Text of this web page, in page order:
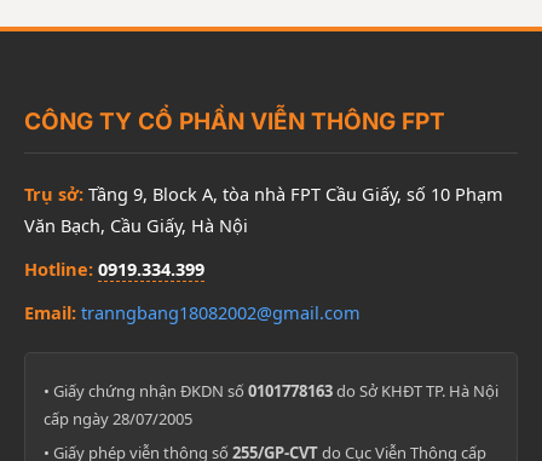
CÔNG TY CỔ PHẦN VIỄN THÔNG FPT
Trụ sở: Tầng 9, Block A, tòa nhà FPT Cầu Giấy, số 10 Phạm
Văn Bạch, Cầu Giấy, Hà Nội
Hotline: 0919.334.399
Email: tranngbang18082002@gmail.com
• Giấy chứng nhận ĐKDN số 0101778163do Sở KHĐT TP. Hà Nội
cấp ngày 28/07/2005
• Giấy phép viễn thông số 255/GP-CVTdo Cục Viễn Thông cấp